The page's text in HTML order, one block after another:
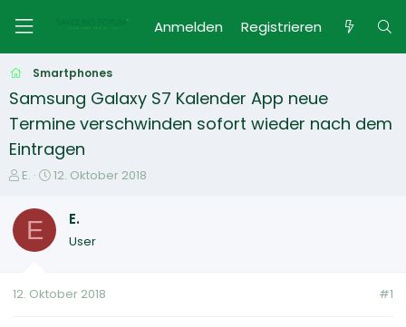
Anmelden Registrieren
Smartphones
Samsung Galaxy S7 Kalender App neue
Termine verschwinden sofort wieder nach dem
Eintragen
E
s
e
e
E.
E
t
e
t
12. Oktober 2018
E E.
User
12. Oktober 2018 #1